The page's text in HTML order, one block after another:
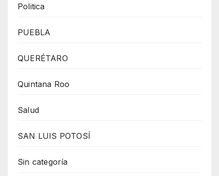
Politica
PUEBLA
QUERÉTARO
Quintana Roo
Salud
SAN LUIS POTOSÍ
Sin categoría